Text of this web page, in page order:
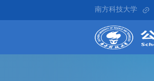
南方科技大学